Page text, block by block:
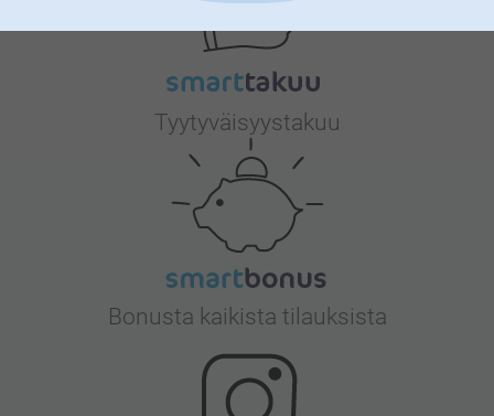
Tyytyväisyystakuu
Bonusta kaikista tilauksista